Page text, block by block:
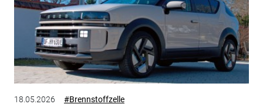
18.05.2026 #Brennstoffzelle